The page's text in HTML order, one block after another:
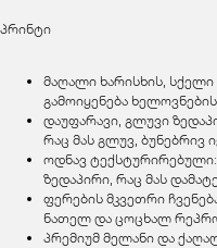
პრინტი
მაღალი ხარისხის,
გამოიყენება
დაუფარავი, გლუვი
რაც მას გლუვ, ბუნებრივ
ოდნავ
ზედაპირი, რაც მას
ფერების მკვეთრი
ნათელ და ცოცხალ
პრემიუმ მელანი და